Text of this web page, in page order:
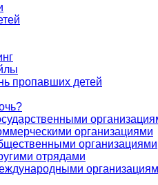
пропавших детей
организациями
организациями
отрядами